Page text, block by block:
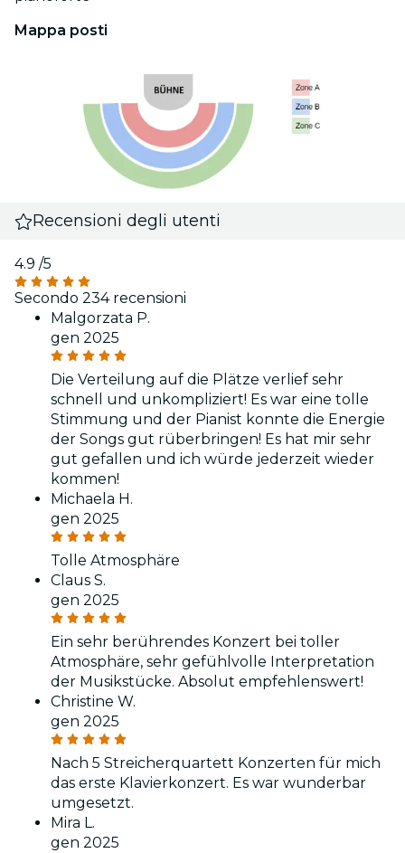
Mappa posti
Recensioni degli utenti
4.9 /5
Secondo 234 recensioni
Malgorzata P.
gen 2025
Die Verteilung auf die Plätze verlief sehr
schnell und unkompliziert! Es war eine tolle
Stimmung und der Pianist konnte die Energie
der Songs gut rüberbringen! Es hat mir sehr
gut gefallen und ich würde jederzeit wieder
kommen!
Michaela H.
gen 2025
Tolle Atmosphäre
Claus S.
gen 2025
Ein sehr berührendes Konzert bei toller
Atmosphäre, sehr gefühlvolle Interpretation
der Musikstücke. Absolut empfehlenswert!
Christine W.
gen 2025
Nach 5 Streicherquartett Konzerten für mich
das erste Klavierkonzert. Es war wunderbar
umgesetzt.
Mira L.
gen 2025